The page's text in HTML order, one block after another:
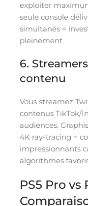
exploiter
seule console
simultanés =
pleinement.
6.
contenu
Vous streamez
contenus TikTok/
audiences.
4K ray-tracing =
impressionnants
algorithmes
PS5 Pro vs